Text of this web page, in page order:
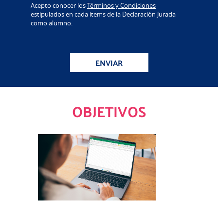
Acepto conocer losTérminos y Condiciones
estipulados en cada items de la Declaración Jurada
como alumno.
ENVIAR
OBJETIVOS